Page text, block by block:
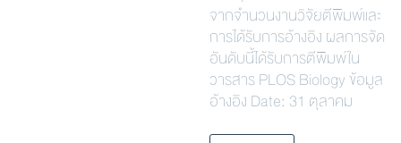
จากจำนวนงานวิจัยตีพิมพ์และ
การได้รับการอ้างอิง ผลการจัด
อันดับนี้ได้รับการตีพิมพ์ใน
วารสาร PLOS Biology ข้อมูล
อ้างอิง Date: 31 ตุลาคม